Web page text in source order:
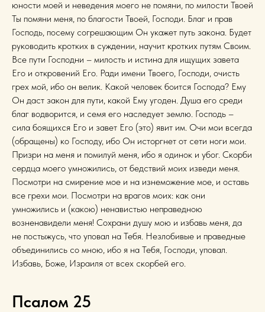
юности моей и неведения моего не помяни, по милости Твоей
Ты помяни меня, по благости Твоей, Господи. Благ и прав
Господь, посему согрешающим Он укажет путь закона. Будет
руководить кротких в суждении, научит кротких путям Своим.
Все пути Господни – милость и истина для ищущих завета
Его и откровений Его. Ради имени Твоего, Господи, очисть
грех мой, ибо он велик. Какой человек боится Господа? Ему
Он даст закон для пути, какой Ему угоден. Душа его среди
благ водворится, и семя его наследует землю. Господь –
сила боящихся Его и завет Его (это) явит им. Очи мои всегда
(обращены) ко Господу, ибо Он исторгнет от сети ноги мои.
Призри на меня и помилуй меня, ибо я одинок и убог. Скорби
сердца моего умножились, от бедствий моих изведи меня.
Посмотри на смирение мое и на изнеможение мое, и оставь
все грехи мои. Посмотри на врагов моих: как они
умножились и (какою) ненавистью неправедною
возненавидели меня! Сохрани душу мою и избавь меня, да
не постыжусь, что уповал на Тебя. Незлобивые и праведные
объединились со мною, ибо я на Тебя, Господи, уповал.
Избавь, Боже, Израиля от всех скорбей его.
Псалом 25